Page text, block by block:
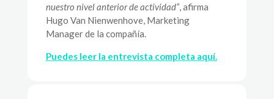
nuestro nivel anterior de actividad”, afirma
Hugo Van Nienwenhove, Marketing
Manager de la compañía.
Puedes leer la entrevista completa aquí.